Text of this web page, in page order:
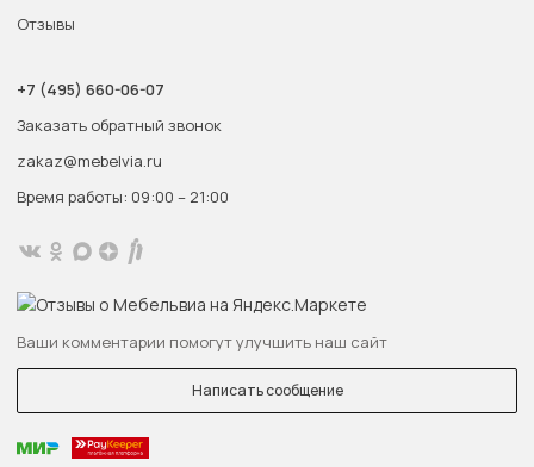
Отзывы
+7 (495) 660-06-07
Заказать обратный звонок
zakaz@mebelvia.ru
Время работы: 09:00 – 21:00
Ваши комментарии помогут улучшить наш сайт
Написать сообщение